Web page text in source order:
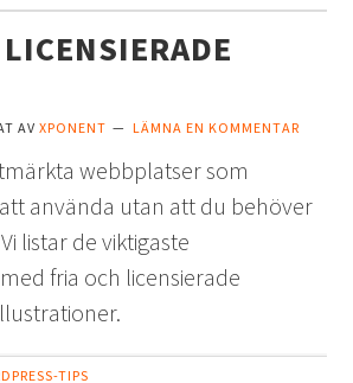
AVXPONENT LÄMNA EN KOMMENTAR
webbplatser som
använda utan att du behöver
listar de viktigaste
fria och licensierade
TIPS